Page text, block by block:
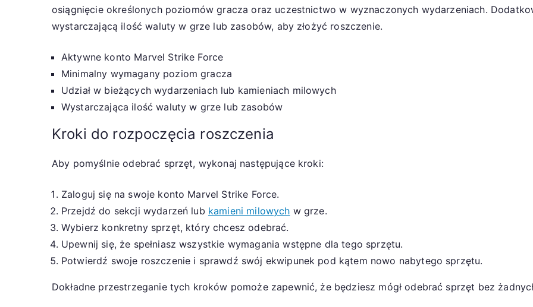
osiągnięcie określonych poziomów gracza oraz uczestnictwo w wyznaczonych wydarzeniach.
wystarczającą ilość waluty w grze lub zasobów, aby złożyć roszczenie.
Aktywne konto Marvel Strike Force
Minimalny wymagany poziom gracza
Udział w bieżących wydarzeniach lub kamieniach milowych
Wystarczająca ilość waluty w grze lub zasobów
Kroki do rozpoczęcia roszczenia
Aby pomyślnie odebrać sprzęt, wykonaj następujące kroki:
Zaloguj się na swoje konto Marvel Strike Force.
Przejdź do sekcji wydarzeń lub kamieni milowych w grze.
Wybierz konkretny sprzęt, który chcesz odebrać.
Upewnij się, że spełniasz wszystkie wymagania wstępne dla tego sprzętu.
Potwierdź swoje roszczenie i sprawdź swój ekwipunek pod kątem nowo nabytego sprzętu.
Dokładne przestrzeganie tych kroków pomoże zapewnić, że będziesz mógł odebrać sprzęt bez